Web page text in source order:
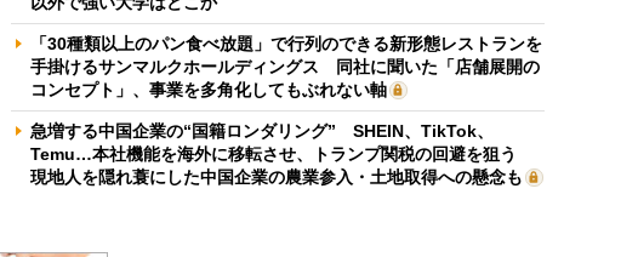
「30種類以上のパン食べ放題」で行列のできる新形態レストランを
手掛けるサンマルクホールディングス 同社に聞いた「店舗展開の
コンセプト」、事業を多角化してもぶれない軸
急増する中国企業の“国籍ロンダリング” SHEIN、TikTok、
Temu…本社機能を海外に移転させ、トランプ関税の回避を狙う
現地人を隠れ蓑にした中国企業の農業参入・土地取得への懸念も